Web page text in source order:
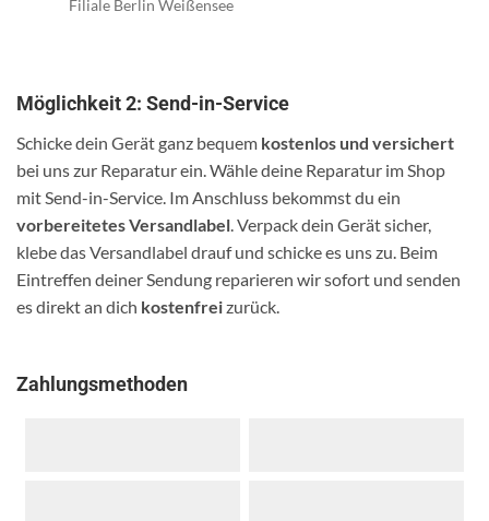
Filiale Berlin Weißensee
Möglichkeit 2: Send-in-Service
Schicke dein Gerät ganz bequem kostenlos und versichert
bei uns zur Reparatur ein. Wähle deine Reparatur im Shop
mit Send-in-Service. Im Anschluss bekommst du ein
vorbereitetes Versandlabel. Verpack dein Gerät sicher,
klebe das Versandlabel drauf und schicke es uns zu. Beim
Eintreffen deiner Sendung reparieren wir sofort und senden
es direkt an dich kostenfreizurück.
Zahlungsmethoden